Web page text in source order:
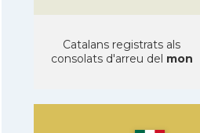
Catalans registrats als
consolats d'arreu del mon